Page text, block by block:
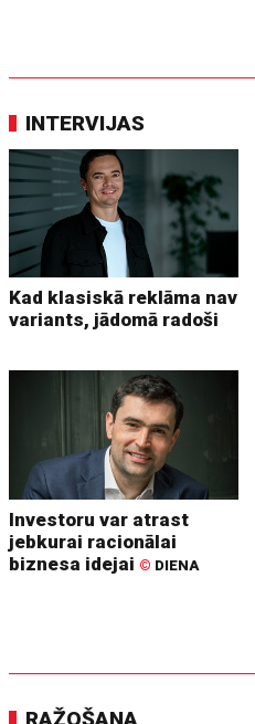
INTERVIJAS
Kad klasiskā reklāma nav
variants, jādomā radoši
Investoru var atrast
jebkurai racionālai
biznesa idejai © DIENA